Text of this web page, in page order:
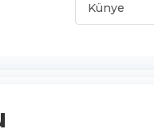
Künye